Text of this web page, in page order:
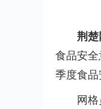
荆楚
食品安
季度食品
网